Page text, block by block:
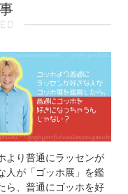
より普通にラッセンが
人が「ゴッホ展」を鑑
ら、普通にゴッホを好